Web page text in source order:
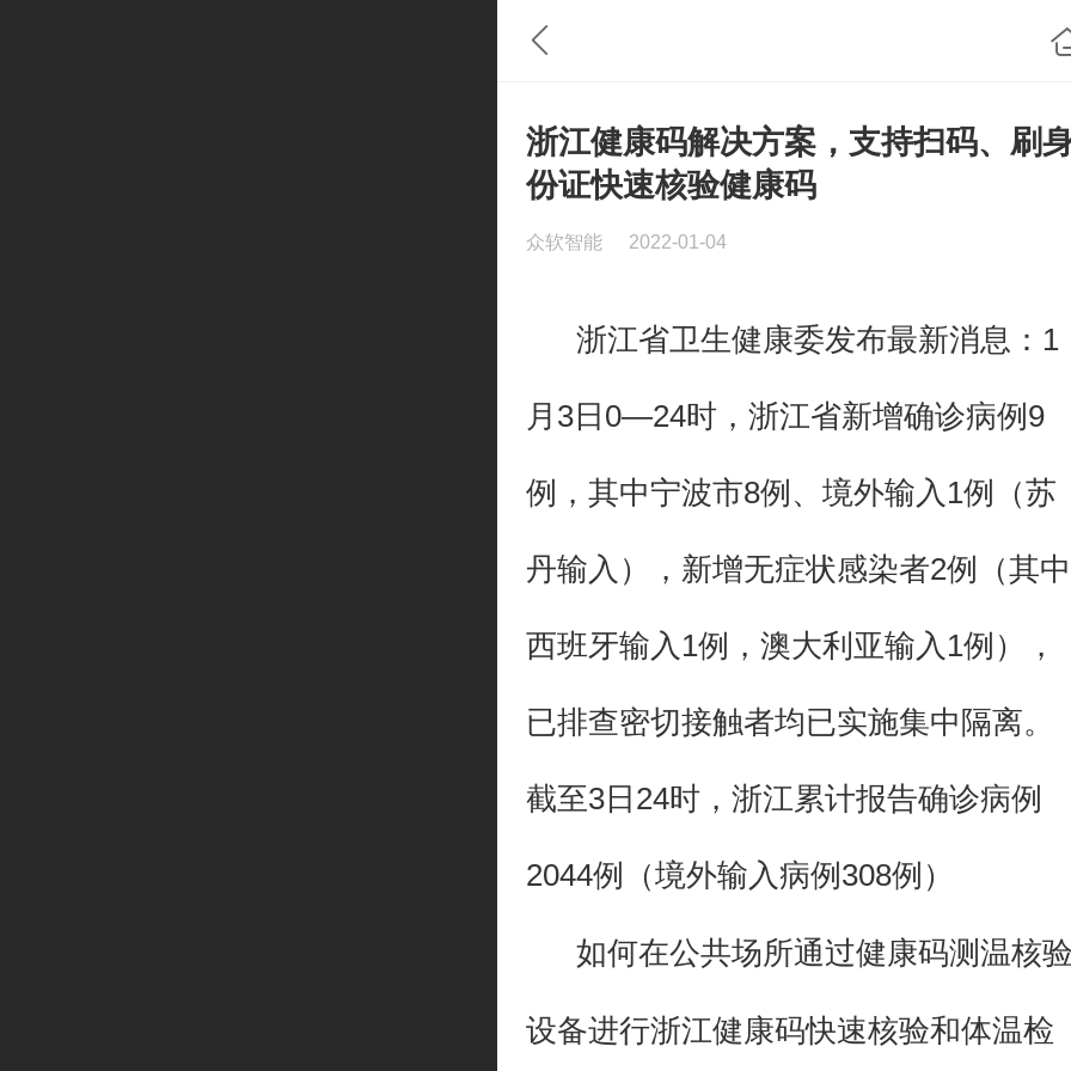
浙江健康码解决方案，支持扫码、刷
份证快速核验健康码
众软智能 2022-01-04
浙江省卫生健康委发布最新消息：1
月3日0—24时，浙江省新增确诊病例9
例，其中宁波市8例、境外输入1例（苏
丹输入），新增无症状感染者2例（其中
西班牙输入1例，澳大利亚输入1例），
已排查密切接触者均已实施集中隔离。
截至3日24时，浙江累计报告确诊病例
2044例（境外输入病例308例）
如何在公共场所通过健康码测温核
设备进行浙江健康码快速核验和体温检